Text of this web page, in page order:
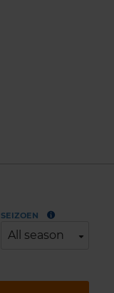
SEIZOEN
All season